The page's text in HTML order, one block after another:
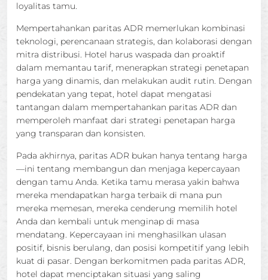
loyalitas tamu.
Mempertahankan paritas ADR memerlukan kombinasi
teknologi, perencanaan strategis, dan kolaborasi dengan
mitra distribusi. Hotel harus waspada dan proaktif
dalam memantau tarif, menerapkan strategi penetapan
harga yang dinamis, dan melakukan audit rutin. Dengan
pendekatan yang tepat, hotel dapat mengatasi
tantangan dalam mempertahankan paritas ADR dan
memperoleh manfaat dari strategi penetapan harga
yang transparan dan konsisten.
Pada akhirnya, paritas ADR bukan hanya tentang harga
—ini tentang membangun dan menjaga kepercayaan
dengan tamu Anda. Ketika tamu merasa yakin bahwa
mereka mendapatkan harga terbaik di mana pun
mereka memesan, mereka cenderung memilih hotel
Anda dan kembali untuk menginap di masa
mendatang. Kepercayaan ini menghasilkan ulasan
positif, bisnis berulang, dan posisi kompetitif yang lebih
kuat di pasar. Dengan berkomitmen pada paritas ADR,
hotel dapat menciptakan situasi yang saling